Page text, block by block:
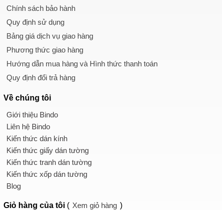
Chính sách bảo hành
Quy định sử dụng
Bảng giá dịch vụ giao hàng
Phương thức giao hàng
Hướng dẫn mua hàng và Hình thức thanh toán
Quy định đổi trả hàng
Về chúng tôi
Giới thiệu Bindo
Liên hệ Bindo
Kiến thức dán kính
Kiến thức giấy dán tường
Kiến thức tranh dán tường
Kiến thức xốp dán tường
Blog
Giỏ hàng của tôi ( Xem giỏ hàng )